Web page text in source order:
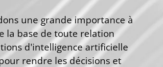
une grande importance à
la base de toute relation
d'intelligence artificielle
rendre les décisions et